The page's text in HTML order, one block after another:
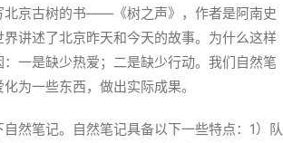
北京古树的书——《树之声》，作者是阿南史
讲述了北京昨天和今天的故事。为什么这样
一是缺少热爱；二是缺少行动。我们自然笔
为一些东西，做出实际成果。
然笔记。自然笔记具备以下一些特点：1）队